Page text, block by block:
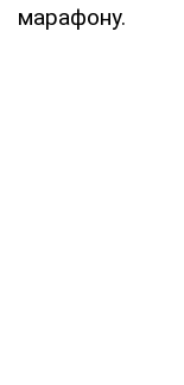
марафону.